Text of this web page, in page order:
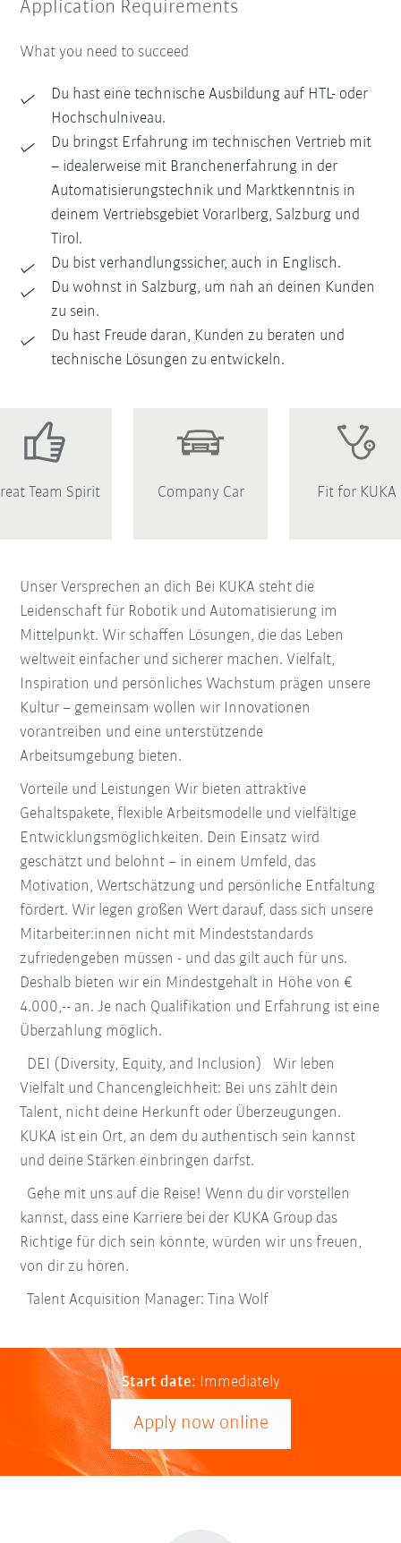
Application Requirements
What you need to succeed
Du hast eine technische Ausbildung auf HTL- oder
Hochschulniveau.
Du bringst Erfahrung im technischen Vertrieb mit
– idealerweise mit Branchenerfahrung in der
Automatisierungstechnik und Marktkenntnis in
deinem Vertriebsgebiet Vorarlberg, Salzburg und
Tirol.
Du bist verhandlungssicher, auch in Englisch.
Du wohnst in Salzburg, um nah an deinen Kunden
zu sein.
Du hast Freude daran, Kunden zu beraten und
technische Lösungen zu entwickeln.
Team Spirit Company Car Fit for KUKA
Unser Versprechen an dich Bei KUKA steht die
Leidenschaft für Robotik und Automatisierung im
Mittelpunkt. Wir schaffen Lösungen, die das Leben
weltweit einfacher und sicherer machen. Vielfalt,
Inspiration und persönliches Wachstum prägen unsere
Kultur – gemeinsam wollen wir Innovationen
vorantreiben und eine unterstützende
Arbeitsumgebung bieten.
Vorteile und Leistungen Wir bieten attraktive
Gehaltspakete, flexible Arbeitsmodelle und vielfältige
Entwicklungsmöglichkeiten. Dein Einsatz wird
geschätzt und belohnt – in einem Umfeld, das
Motivation, Wertschätzung und persönliche Entfaltung
fördert. Wir legen großen Wert darauf, dass sich unsere
Mitarbeiter:innen nicht mit Mindeststandards
zufriedengeben müssen - und das gilt auch für uns.
Deshalb bieten wir ein Mindestgehalt in Höhe von €
4.000,-- an. Je nach Qualifikation und Erfahrung ist eine
Überzahlung möglich.
DEI (Diversity, Equity, and Inclusion) Wir leben
Vielfalt und Chancengleichheit: Bei uns zählt dein
Talent, nicht deine Herkunft oder Überzeugungen.
KUKA ist ein Ort, an dem du authentisch sein kannst
und deine Stärken einbringen darfst.
Gehe mit uns auf die Reise! Wenn du dir vorstellen
kannst, dass eine Karriere bei der KUKA Group das
Richtige für dich sein könnte, würden wir uns freuen,
von dir zu hören.
Talent Acquisition Manager: Tina Wolf
Start date: Immediately
Apply now online